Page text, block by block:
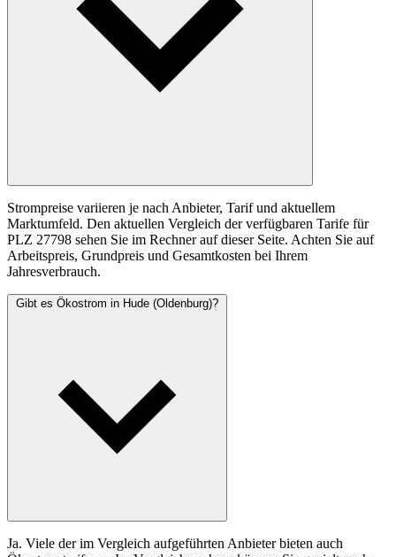
Strompreise variieren je nach Anbieter, Tarif und aktuellem
Marktumfeld. Den aktuellen Vergleich der verfügbaren Tarife für
PLZ 27798 sehen Sie im Rechner auf dieser Seite. Achten Sie auf
Arbeitspreis, Grundpreis und Gesamtkosten bei Ihrem
Jahresverbrauch.
Gibt es Ökostrom in Hude (Oldenburg)?
Ja. Viele der im Vergleich aufgeführten Anbieter bieten auch